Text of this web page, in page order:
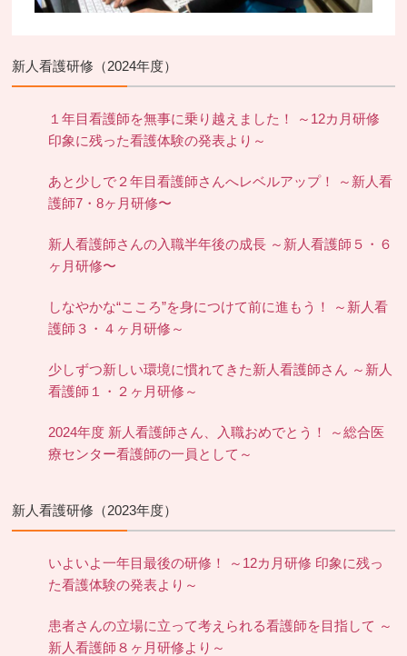
新人看護研修（2024年度）
１年目看護師を無事に乗り越えました！ ～12カ月研修
印象に残った看護体験の発表より～
あと少しで２年目看護師さんへレベルアップ！ ～新人看
護師7・8ヶ月研修〜
新人看護師さんの入職半年後の成長 ～新人看護師５・６
ヶ月研修〜
しなやかな“こころ”を身につけて前に進もう！ ～新人看
護師３・４ヶ月研修～
少しずつ新しい環境に慣れてきた新人看護師さん ～新人
看護師１・２ヶ月研修～
2024年度 新人看護師さん、入職おめでとう！ ～総合医
療センター看護師の一員として～
新人看護研修（2023年度）
いよいよ一年目最後の研修！ ～12カ月研修 印象に残っ
た看護体験の発表より～
患者さんの立場に立って考えられる看護師を目指して ～
新人看護師８ヶ月研修より～